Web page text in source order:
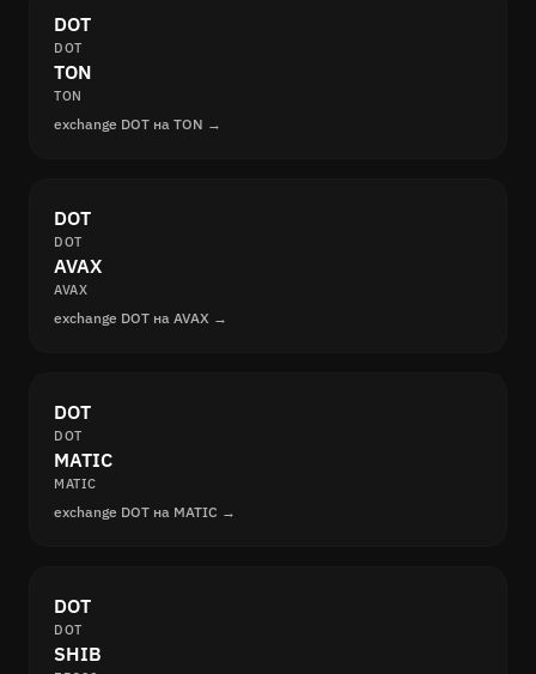
DOT
DOT
TON
TON
exchange DOT на TON →
DOT
DOT
AVAX
AVAX
exchange DOT на AVAX →
DOT
DOT
MATIC
MATIC
exchange DOT на MATIC →
DOT
DOT
SHIB